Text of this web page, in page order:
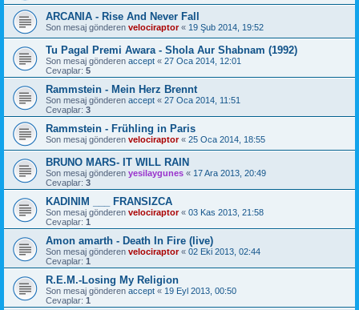
ARCANIA - Rise And Never Fall
Son mesaj gönderen velociraptor« 19 Şub 2014, 19:52
Tu Pagal Premi Awara - Shola Aur Shabnam (1992)
Son mesaj gönderen accept « 27 Oca 2014, 12:01
Cevaplar: 5
Rammstein - Mein Herz Brennt
Son mesaj gönderen accept « 27 Oca 2014, 11:51
Cevaplar: 3
Rammstein - Frühling in Paris
Son mesaj gönderen velociraptor« 25 Oca 2014, 18:55
BRUNO MARS- IT WILL RAIN
Son mesaj gönderen yesilaygunes « 17 Ara 2013, 20:49
Cevaplar: 3
KADINIM ___ FRANSIZCA
Son mesaj gönderen velociraptor« 03 Kas 2013, 21:58
Cevaplar: 1
Amon amarth - Death In Fire (live)
Son mesaj gönderen velociraptor« 02 Eki 2013, 02:44
Cevaplar: 1
R.E.M.-Losing My Religion
Son mesaj gönderen accept « 19 Eyl 2013, 00:50
Cevaplar: 1